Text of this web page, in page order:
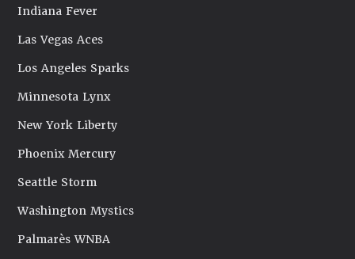
Indiana Fever
Las Vegas Aces
Los Angeles Sparks
Minnesota Lynx
New York Liberty
Phoenix Mercury
Seattle Storm
Washington Mystics
Palmarès WNBA